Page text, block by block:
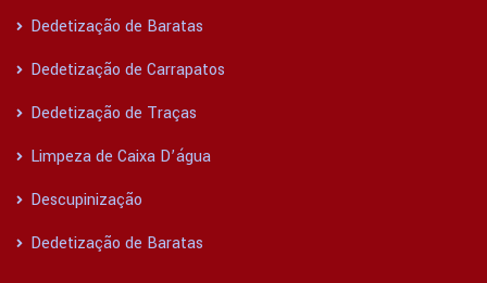
Dedetização de Baratas
Dedetização de Carrapatos
Dedetização de Traças
Limpeza de Caixa D’água
Descupinização
Dedetização de Baratas